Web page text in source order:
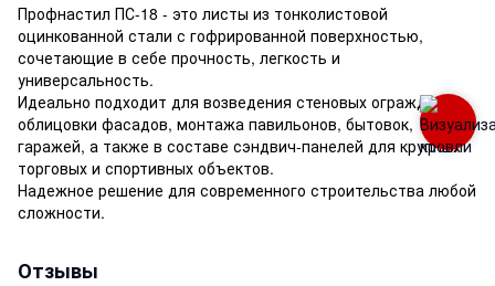
Профнастил ПС-18 - это листы из тонколистовой
оцинкованной стали с гофрированной поверхностью,
сочетающие в себе прочность, легкость и
универсальность.
Идеально подходит для возведения стеновых ограждений,
облицовки фасадов, монтажа павильонов, бытовок,
гаражей, а также в составе сэндвич-панелей для крупных
торговых и спортивных объектов.
Надежное решение для современного строительства любой
сложности.
Отзывы